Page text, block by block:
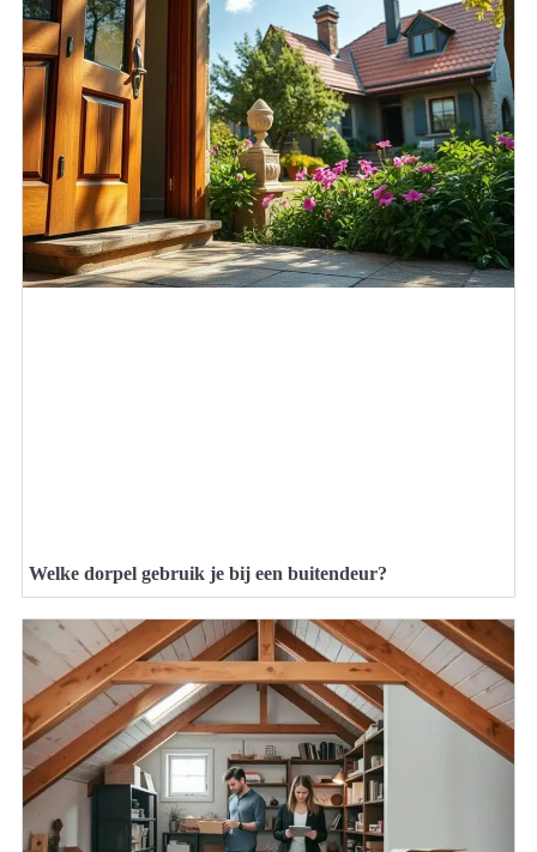
Welke dorpel gebruik je bij een buitendeur?